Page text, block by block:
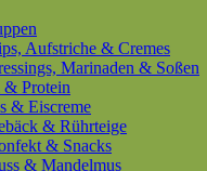
Aufstriche & Cremes
Marinaden & Soßen
& Protein
& Eiscreme
& Rührteige
& Snacks
& Mandelmus